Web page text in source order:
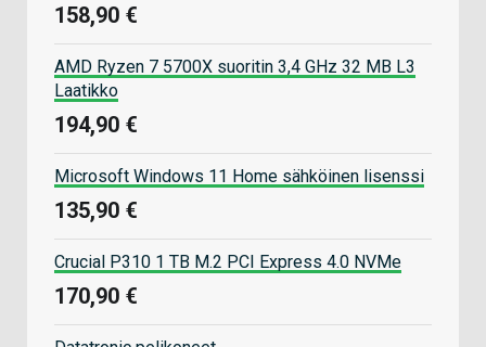
158,90 €
AMD Ryzen 7 5700X suoritin 3,4 GHz 32 MB L3
Laatikko
194,90 €
Microsoft Windows 11 Home sähköinen lisenssi
135,90 €
Crucial P310 1 TB M.2 PCI Express 4.0 NVMe
170,90 €